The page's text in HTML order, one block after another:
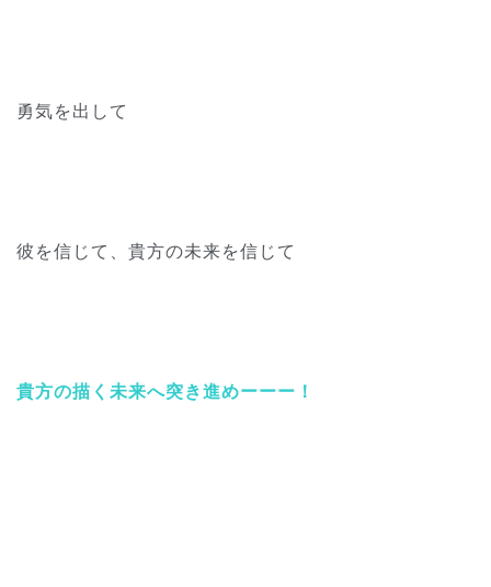
勇気を出して
彼を信じて、貴方の未来を信じて
貴方の描く未来へ突き進めーーー！